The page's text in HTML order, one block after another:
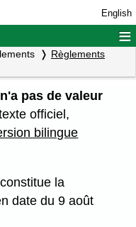
English
≡
Règlements
n'a pas de valeur
officiel,
bilingue
la
date du 9 août